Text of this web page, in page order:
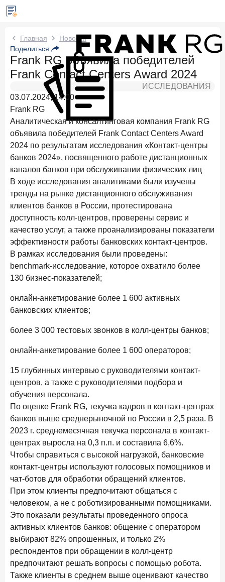
Новости Frank RG
Сегодня в 11:00 ИССЛЕДОВАНИЕ
По итогам июля 2026 года объем выдач кредитов
составил 1 061,9 млрд руб.
Два дня назад
Клиентский путь компании МСБ при смене
руководителя в банке обслуживания
24 июля 2026 года ИССЛЕДОВАНИЕ
Ипотека в России: итоги июня 2026 года в цифрах
22 июля 2026 года
Выгодные тарифы на брокерское обслуживание —
существенный фактор выбора брокера
15 июля 2026 года
Клиенты чаще всего узнают о сберегательных
продуктах из рекламы в интернете и на ТВ
9 июля 2026 года
С ростом благосостояния клиентов-сберегателей
увеличивается и склонность к диверсификации
7 июля 2026 года
По итогам июня 2026 года объем выдач кредитов
«Скорость измеряется секундами». Новые стандарты
Ипотека в России: итоги мая 2026 года в цифрах
22 июня 2026 года
«Честность — индустриальный стандарт»: как банки
завоевывают лояльность private-клиентов
Рассылка Frank RG
Итоги недели, наша трактовка основных событий
на банковском рынке
ПОДПИСАТЬСЯ
Я согласен с условиями обработки данных
Главная
Новости
Поделиться
Frank RG объявила победителей
Frank Contact Centers Award 2024
ИССЛЕДОВАНИЯ
03.07.2024, 14:00
Frank RG
Аналитическая и консалтинговая компания Frank RG
объявила победителей Frank Contact Centers Award
2024 по результатам исследования «Контакт-центры
банков 2024», посвященного работе дистанционных
каналов банков при обслуживании физических лиц
В ходе исследования аналитиками были изучены
тренды на рынке дистанционного обслуживания
клиентов банков в России, протестирована
доступность колл-центров, проверены сервис и
качество услуг, а также проанализированы показатели
эффективности работы банковских контакт-центров.
В рамках исследования были проведены:
benchmark-исследование, которое охватило более
130 бизнес-показателей;
онлайн-анкетирование более 1 600 активных
банковских клиентов;
более 3 000 тестовых звонков в колл-центры банков;
онлайн-анкетирование более 1 600 операторов;
15 глубинных интервью с руководителями контакт-
центров, а также с руководителями подбора и
обучения персонала.
По оценке Frank RG, текучка кадров в контакт-центрах
банков выше среднерыночной по России в 2,5 раза. В
2023 г. среднемесячная текучка персонала в контакт-
центрах выросла на 0,3 п.п. и составила 6,6%.
Чтобы справиться с высокой нагрузкой, банковские
контакт-центры используют голосовых помощников и
чат-ботов для обработки обращений клиентов.
При этом клиенты предпочитают общаться с
человеком, а не с роботизированными помощниками.
Это показали результаты проведенного опроса
активных клиентов банков: общение с оператором
выбирают 82% опрошенных, и только 2%
респондентов при обращении в колл-центр
предпочитают решать вопросы с помощью робота.
Также клиенты в среднем выше оценивают качество